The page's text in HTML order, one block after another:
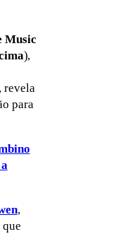
Music
),
revela
para
,
que